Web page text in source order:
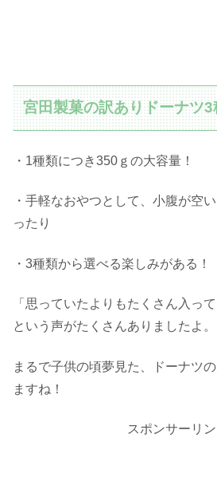
宮田製菓の訳ありドーナツ
・1種類につき350ｇの大容量！
・手軽なおやつとして、小腹が空
ったり
・3種類から選べる楽しみがある！
「思っていたよりもたくさん入っ
という声がたくさんありましたよ。
まるで子供の頃夢見た、ドーナツ
ますね！
スポンサーリン